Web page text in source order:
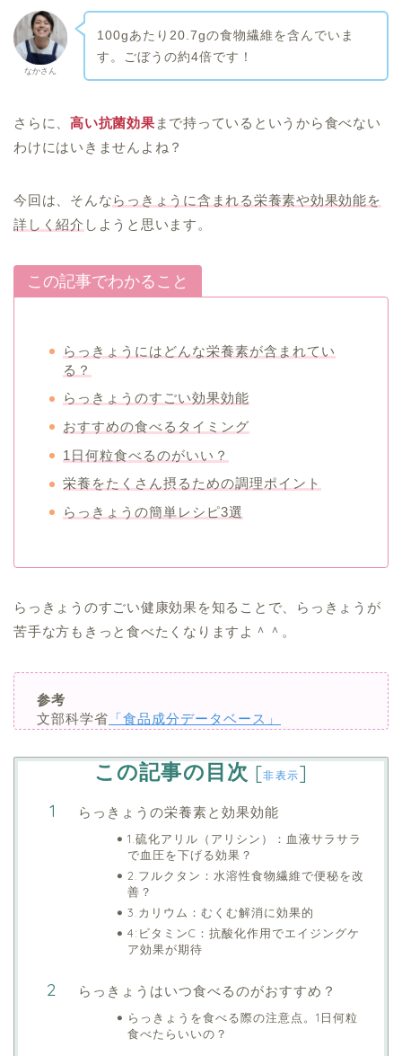
なかさん
100gあたり20.7gの食物繊維を含んでいま
す。ごぼうの約4倍です！
さらに、高い抗菌効果 まで持っているというから食べない
わけにはいきませんよね？
今回は、そんならっきょうに含まれる栄養素や効果効能を
詳しく紹介 しようと思います。
この記事でわかること
らっきょうにはどんな栄養素が含まれてい
る？
らっきょうのすごい効果効能
おすすめの食べるタイミング
1日何粒食べるのがいい？
栄養をたくさん摂るための調理ポイント
らっきょうの簡単レシピ3選
らっきょうのすごい健康効果を知ることで、らっきょうが
苦手な方もきっと食べたくなりますよ＾＾。
参考
文部科学省 「食品成分データベース」
この記事の目次 [非表示]
らっきょうの栄養素と効果効能
1.硫化アリル（アリシン）：血液サラサラ
で血圧を下げる効果？
2.フルクタン：水溶性食物繊維で便秘を改
善？
3.カリウム：むくむ解消に効果的
4:ビタミンC：抗酸化作用でエイジングケ
ア効果が期待
らっきょうはいつ食べるのがおすすめ？
らっきょうを食べる際の注意点。1日何粒
食べたらいいの？